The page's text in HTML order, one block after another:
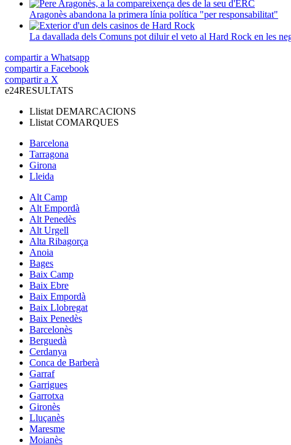
Aragonès abandona la primera línia política "per responsabilitat"
La davallada dels Comuns pot diluir el veto al Hard Rock en les
compartir a Whatsapp
compartir a Facebook
compartir a X
e24RESULTATS
Llistat DEMARCACIONS
Llistat COMARQUES
Barcelona
Tarragona
Girona
Lleida
Alt Camp
Alt Empordà
Alt Penedès
Alt Urgell
Alta Ribagorça
Anoia
Bages
Baix Camp
Baix Ebre
Baix Empordà
Baix Llobregat
Baix Penedès
Barcelonès
Berguedà
Cerdanya
Conca de Barberà
Garraf
Garrigues
Garrotxa
Gironès
Lluçanès
Maresme
Moianès